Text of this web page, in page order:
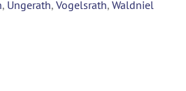
, Ungerath, Vogelsrath, Waldniel